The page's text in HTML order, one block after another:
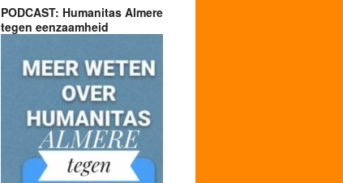
PODCAST: Humanitas Almere
tegen eenzaamheid